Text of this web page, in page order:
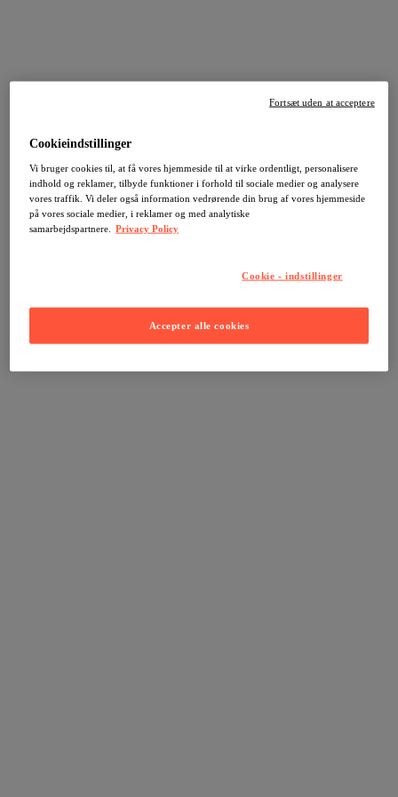
Cookieindstillinger
Vi bruger cookies til, at få vores hjemmeside til at virke ordentligt, personalisere
indhold og reklamer, tilbyde funktioner i forhold til sociale medier og analysere
vores traffik. Vi deler også information vedrørende din brug af vores hjemmeside
på vores sociale medier, i reklamer og med analytiske
samarbejdspartnere.
Privacy Policy
Cookie - indstillinger
Accepter alle cookies
Fortsæt uden at acceptere